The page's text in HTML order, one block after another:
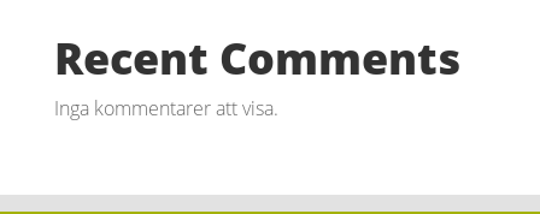
Recent Comments
Inga kommentarer att visa.